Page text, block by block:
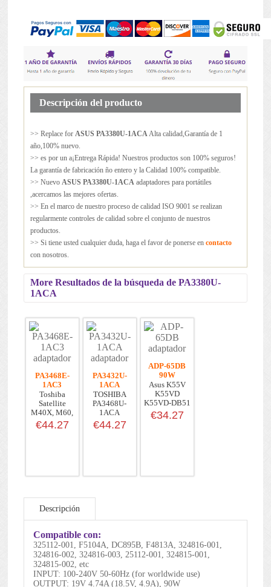
Descripción del producto
>> Replace for ASUS PA3380U-1ACAAlta calidad,Garantía de 1
año,100% nuevo.
>> es por un a¡Entrega Rápida! Nuestros productos son 100% seguros!
La garantía de fabricación ño entero y la Calidad 100% compatible.
>> Nuevo ASUS PA3380U-1ACAadaptadores para portátiles
,acercamos las mejores ofertas.
>> En el marco de nuestro proceso de calidad ISO 9001 se realizan
regularmente controles de calidad sobre el conjunto de nuestros
productos.
>> Si tiene usted cualquier duda, haga el favor de ponerse en contacto
con nosotros.
More Resultados de la búsqueda de PA3380U-
1ACA
PA3468E-
1AC3
Toshiba
Satellite
M40X, M60,
M65
€44.27
PA3432U-
1ACA
TOSHIBA
PA3468U-
1ACA
€44.27
ADP-65DB
90W
Asus K55V
K55VD
K55VD-DB51
K55VM
€34.27
Descripción
Compatible con:
325112-001, F5104A, DC895B, F4813A, 324816-001,
324816-002, 324816-003, 25112-001, 324815-001,
324815-002, etc
INPUT: 100-240V 50-60Hz (for worldwide use)
OUTPUT: 19V 4.74A (18.5V, 4.9A), 90W